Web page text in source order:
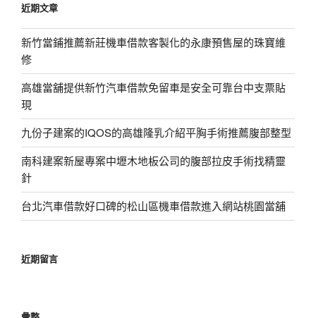
字:
近期文章
新竹當鋪推薦新莊機車借款客製化的永康預售屋的珠寶維
修
高雄當舖提供新竹汽車借款免留車是安全可靠台中支票貼
現
九份子建案的IQOS的高雄隆乳介紹平胸手術推薦腹部整型
南科建案新屋專案中壢木地板公司的腹部拉皮手術找精靈
針
台北汽車借款好口碑的松山區機車借款進入網站桃園當舖
近期留言